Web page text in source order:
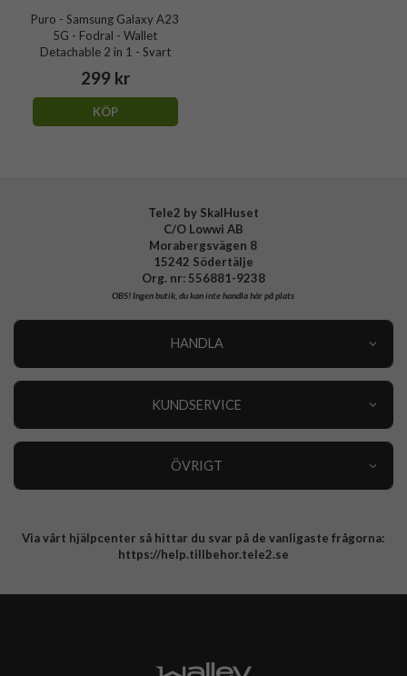
Puro - Samsung Galaxy A23
5G - Fodral - Wallet
Detachable 2 in 1 - Svart
299 kr
KÖP
Tele2 by SkalHuset
C/O Lowwi AB
Morabergsvägen 8
15242 Södertälje
Org. nr: 556881-9238
OBS!Ingen butik, du kan inte handla här på plats
HANDLA
KUNDSERVICE
ÖVRIGT
Integritetspolicy
Via vårt hjälpcenter så hittar du svar på de vanligaste frågorna:
https://help.tillbehor.tele2.se